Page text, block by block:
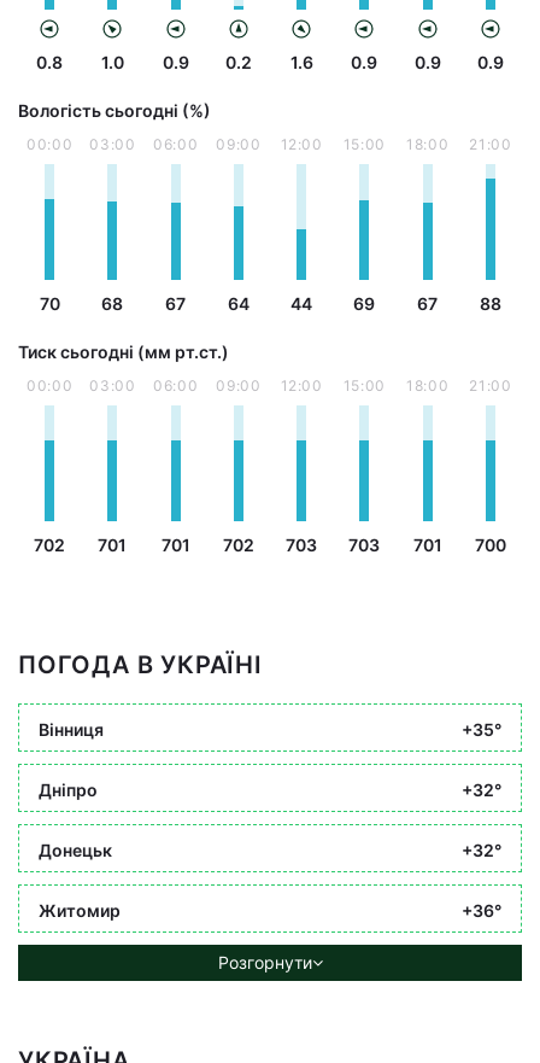
0.8 1.0 0.9 0.2 1.6 0.9 0.9 0.9
Вологість сьогодні (%)
00:00
70
03:00
68
06:00
67
09:00
64
12:00
44
15:00
69
18:00
67
21:00
88
Тиск сьогодні (мм рт.ст.)
00:00
702
03:00
701
06:00
701
09:00
702
12:00
703
15:00
703
18:00
701
21:00
700
ПОГОДА В УКРАЇНІ
Вінниця +35°
Дніпро +32°
Донецьк +32°
Житомир +36°
Розгорнути